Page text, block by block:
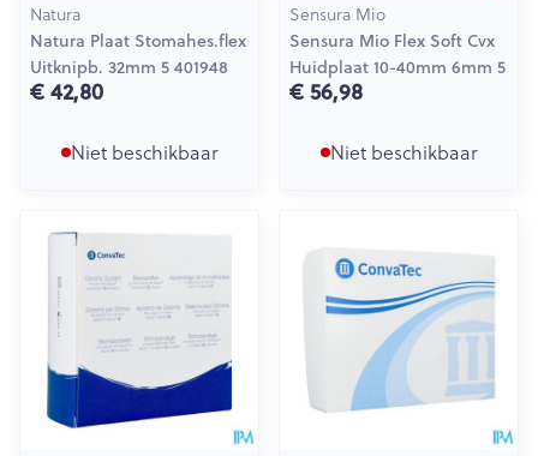
Natura
Natura Plaat Stomahes.flex
Uitknipb. 32mm 5 401948
€ 42,80
Niet beschikbaar
Sensura Mio
Sensura Mio Flex Soft Cvx
Huidplaat 10-40mm 6mm 5
€ 56,98
Niet beschikbaar